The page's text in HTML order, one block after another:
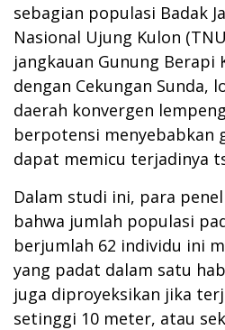
sebagian populasi Badak
Nasional Ujung Kulon
jangkauan Gunung Berapi
dengan Cekungan Sunda,
daerah konvergen
berpotensi menyebabkan
dapat memicu terjadinya
Dalam studi ini, para
bahwa jumlah populasi
berjumlah 62 individu ini
yang padat dalam satu
juga diproyeksikan jika
setinggi 10 meter, atau